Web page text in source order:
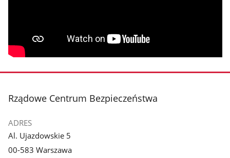
stopka
Rządowe Centrum Bezpieczeństwa
ADRES
Al. Ujazdowskie 5
00-583 Warszawa